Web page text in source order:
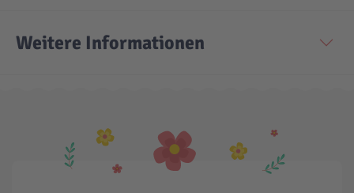
Weitere Informationen